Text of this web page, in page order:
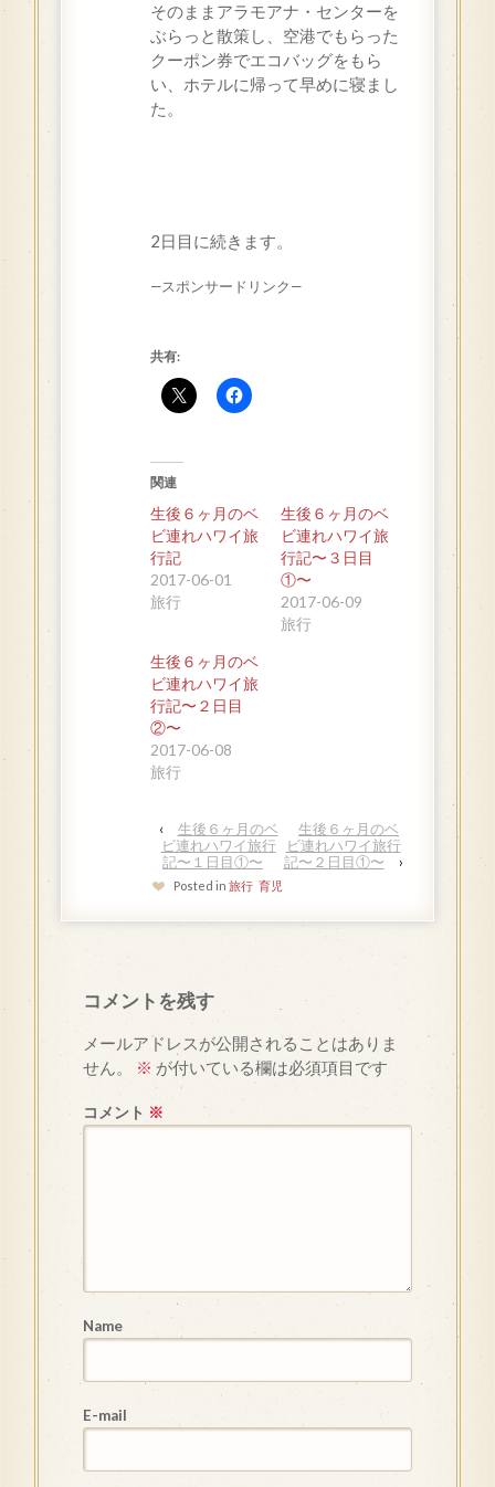
そのままアラモアナ・センターを
ぶらっと散策し、空港でもらった
クーポン券でエコバッグをもら
い、ホテルに帰って早めに寝まし
た。
2日目に続きます。
—スポンサードリンク—
共有:
関連
生後６ヶ月のベ
ビ連れハワイ旅
行記
2017-06-01
旅行
生後６ヶ月のベ
ビ連れハワイ旅
行記〜３日目
①〜
2017-06-09
旅行
生後６ヶ月のベ
ビ連れハワイ旅
行記〜２日目
②〜
2017-06-08
旅行
‹
生後６ヶ月のベ
ビ連れハワイ旅行
記〜１日目①〜
生後６ヶ月のベ
ビ連れハワイ旅行
記〜２日目①〜
›
Posted in 旅行 育児
コメントを残す
メールアドレスが公開されることはありま
せん。
※ が付いている欄は必須項目です
コメント ※
Name
E-mail